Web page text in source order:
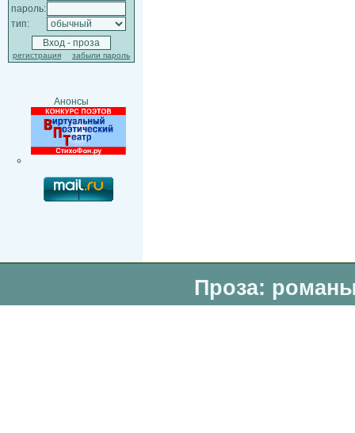
пароль:
тип:
регистрация забыли пароль
Анонсы
Проза: